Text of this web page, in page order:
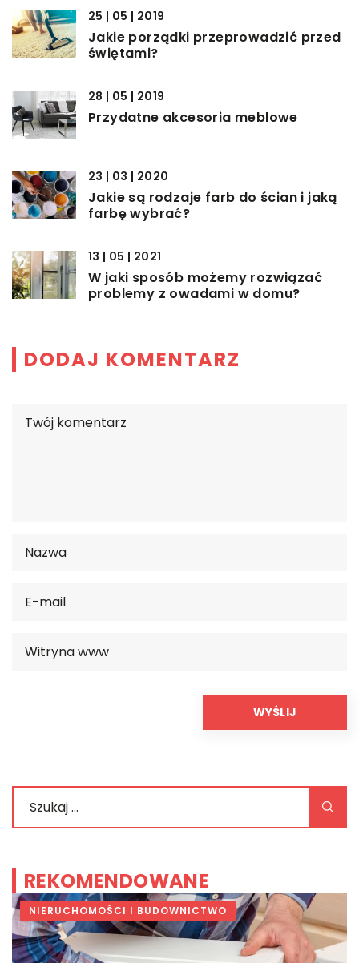
25 | 05 | 2019
Jakie porządki przeprowadzić przed
świętami?
28 | 05 | 2019
Przydatne akcesoria meblowe
23 | 03 | 2020
Jakie są rodzaje farb do ścian i jaką
farbę wybrać?
13 | 05 | 2021
W jaki sposób możemy rozwiązać
problemy z owadami w domu?
DODAJ KOMENTARZ
REKOMENDOWANE
NIERUCHOMOŚCI I BUDOWNICTWO